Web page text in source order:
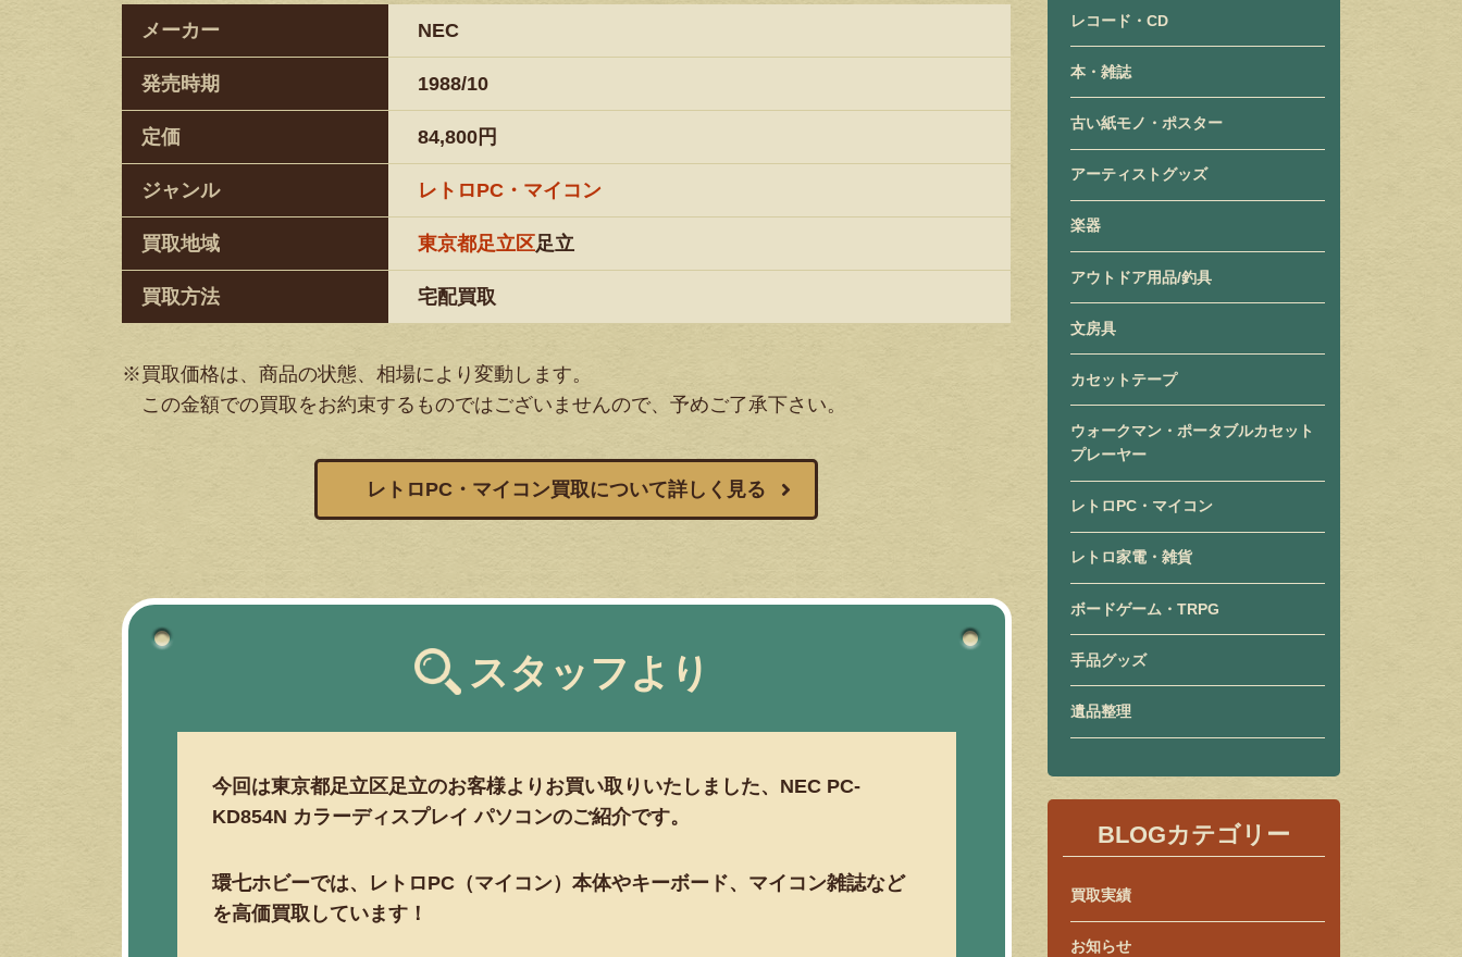
メーカー NEC
発売時期 1988/10
定価 84,800円
ジャンル レトロPC・マイコン
買取地域 東京都足立区足立
買取方法 宅配買取
※買取価格は、商品の状態、相場により変動します。
この金額での買取をお約束するものではございませんので、予めご了承下さい。
レトロPC・マイコン買取について詳しく見る
スタッフより
今回は東京都足立区足立のお客様よりお買い取りいたしました、NEC PC-
KD854N カラーディスプレイ パソコンのご紹介です。
環七ホビーでは、レトロPC（マイコン）本体やキーボード、マイコン雑誌など
を高価買取しています！
レコード・CD
本・雑誌
古い紙モノ・ポスター
アーティストグッズ
楽器
アウトドア用品/釣具
文房具
カセットテープ
ウォークマン・ポータブルカセット
プレーヤー
レトロPC・マイコン
レトロ家電・雑貨
ボードゲーム・TRPG
手品グッズ
遺品整理
BLOGカテゴリー
買取実績
お知らせ